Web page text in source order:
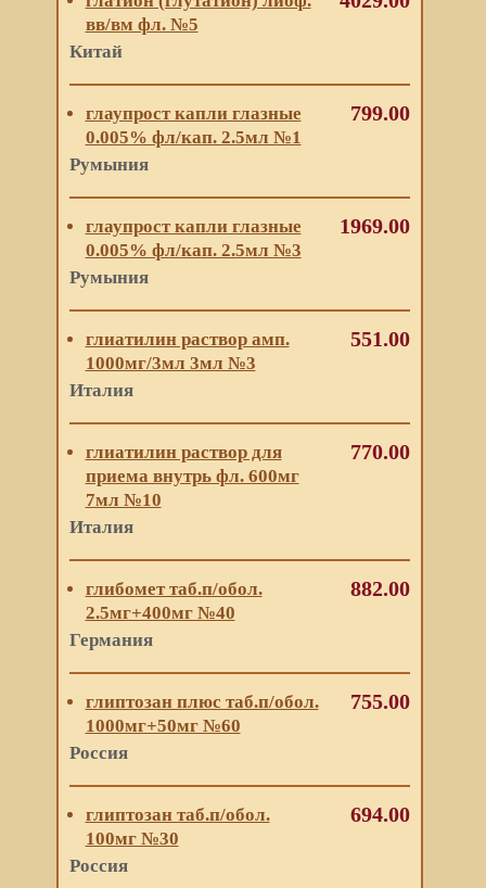
вв/вм фл. №5
Китай
глаупрост капли глазные
0.005% фл/кап. 2.5мл №1
Румыния
799.00
глаупрост капли глазные
0.005% фл/кап. 2.5мл №3
Румыния
1969.00
глиатилин раствор амп.
1000мг/3мл 3мл №3
Италия
551.00
глиатилин раствор для
приема внутрь фл. 600мг
7мл №10
Италия
770.00
глибомет таб.п/обол.
2.5мг+400мг №40
Германия
882.00
глиптозан плюс таб.п/обол.
1000мг+50мг №60
Россия
755.00
глиптозан таб.п/обол.
100мг №30
Россия
694.00